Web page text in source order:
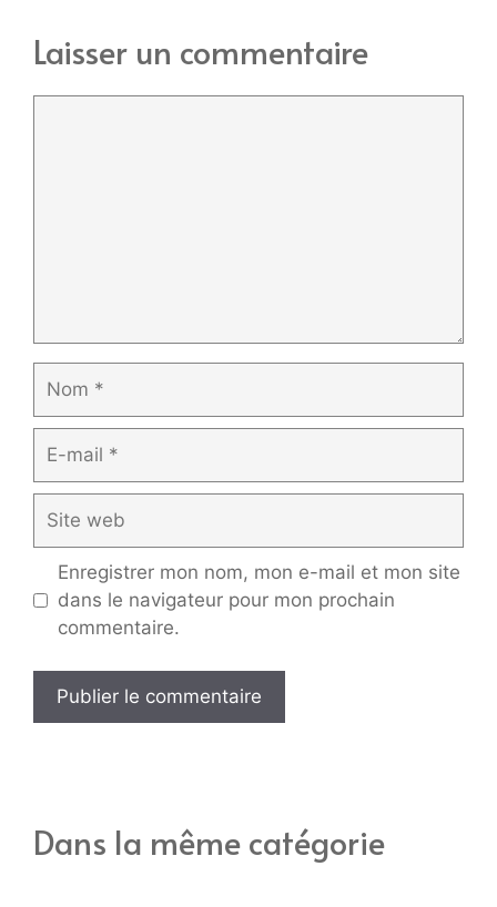
Laisser un commentaire
mail
web
Enregistrer mon nom, mon e-mail et mon site
dans le navigateur pour mon prochain
commentaire.
Dans la même catégorie